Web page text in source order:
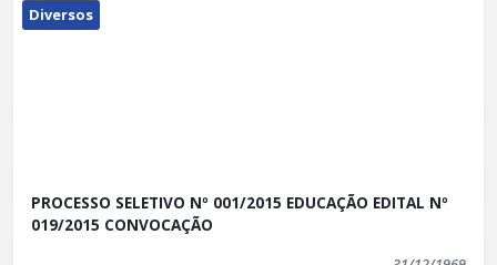
Diversos
PROCESSO SELETIVO Nº 001/2015 EDUCAÇÃO EDITAL Nº
019/2015 CONVOCAÇÃO